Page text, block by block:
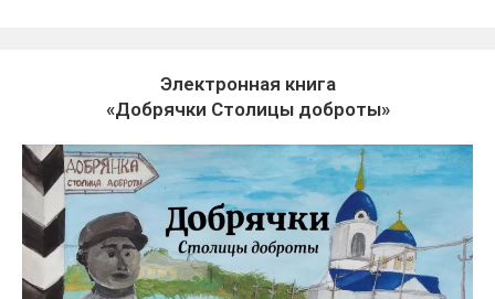
Электронная книга
«Добрячки Столицы доброты»